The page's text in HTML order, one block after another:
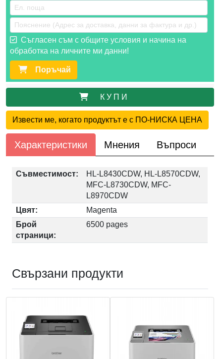
Съгласен съм с общите условия и начина на
обработка на личните ми данни!
Поръчай
К У П И
Извести ме, когато продуктът е с ПО-НИСКА ЦЕНА
Характеристики Мнения Въпроси
Съвместимост:
HL-L8430CDW, HL-L8570CDW,
MFC-L8730CDW, MFC-
L8970CDW
Цвят:
Magenta
Брой
страници:
6500 pages
Свързани продукти